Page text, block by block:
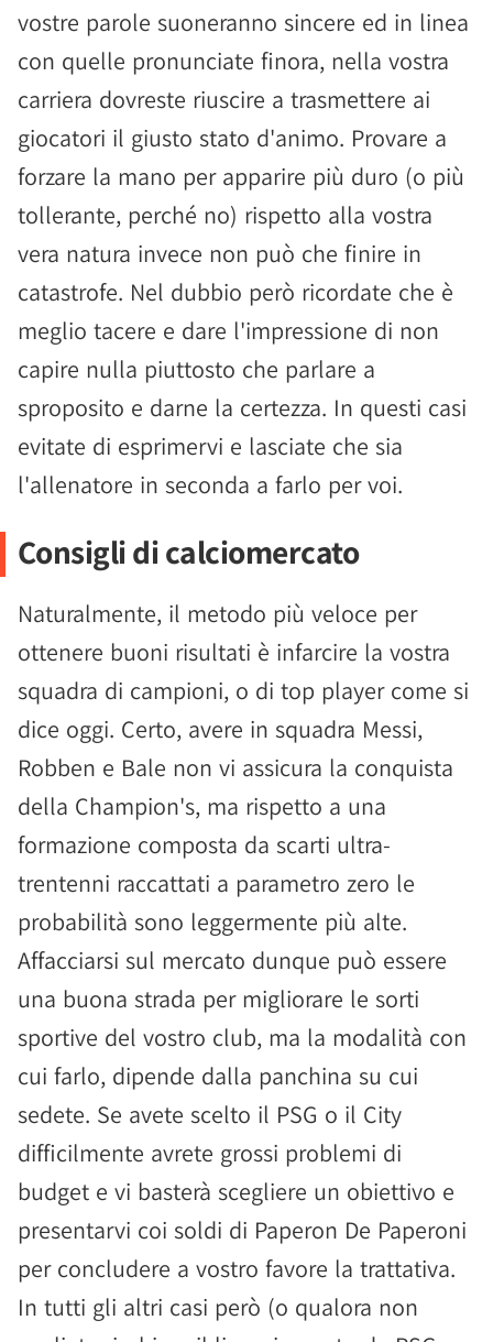
vostre parole suoneranno sincere ed in linea
con quelle pronunciate finora, nella vostra
carriera dovreste riuscire a trasmettere ai
giocatori il giusto stato d'animo. Provare a
forzare la mano per apparire più duro (o più
tollerante, perché no) rispetto alla vostra
vera natura invece non può che finire in
catastrofe. Nel dubbio però ricordate che è
meglio tacere e dare l'impressione di non
capire nulla piuttosto che parlare a
sproposito e darne la certezza. In questi casi
evitate di esprimervi e lasciate che sia
l'allenatore in seconda a farlo per voi.
Consigli di calciomercato
Naturalmente, il metodo più veloce per
ottenere buoni risultati è infarcire la vostra
squadra di campioni, o di top player come si
dice oggi. Certo, avere in squadra Messi,
Robben e Bale non vi assicura la conquista
della Champion's, ma rispetto a una
formazione composta da scarti ultra-
trentenni raccattati a parametro zero le
probabilità sono leggermente più alte.
Affacciarsi sul mercato dunque può essere
una buona strada per migliorare le sorti
sportive del vostro club, ma la modalità con
cui farlo, dipende dalla panchina su cui
sedete. Se avete scelto il PSG o il City
difficilmente avrete grossi problemi di
budget e vi basterà scegliere un obiettivo e
presentarvi coi soldi di Paperon De Paperoni
per concludere a vostro favore la trattativa.
In tutti gli altri casi però (o qualora non